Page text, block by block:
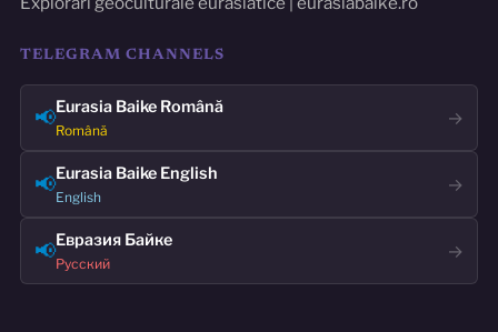
TELEGRAM CHANNELS
📢Eurasia Baike Română
Română
→
📢Eurasia Baike English
English
→
📢Евразия Байке
Русский
→